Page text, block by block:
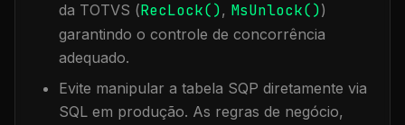
da TOTVS (RecLock(), MsUnlock())
garantindo o controle de concorrência
adequado.
Evite manipular a tabela SQP diretamente via
SQL em produção. As regras de negócio,